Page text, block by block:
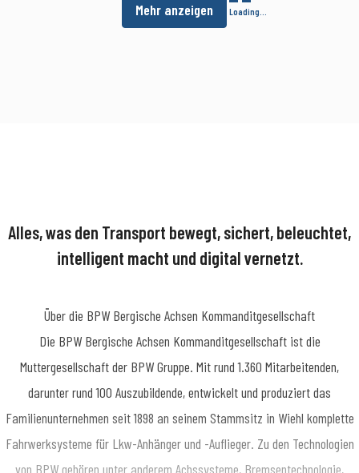
Mehr anzeigen Loading...
Alles, was den Transport bewegt, sichert, beleuchtet,
intelligent macht und digital vernetzt.
Über die BPW Bergische Achsen Kommanditgesellschaft
​Die BPW Bergische Achsen Kommanditgesellschaft ist die
Muttergesellschaft der BPW Gruppe. Mit rund 1.360 Mitarbeitenden,
darunter rund 100 Auszubildende, entwickelt und produziert das
Familienunternehmen seit 1898 an seinem Stammsitz in Wiehl komplette
Fahrwerksysteme für Lkw-Anhänger und -Auflieger. Zu den Technologien
von BPW gehören unter anderem Achssysteme, Bremsentechnologie,